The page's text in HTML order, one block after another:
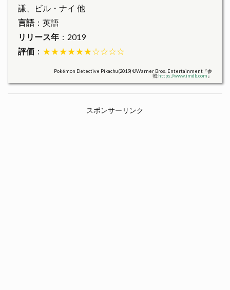
謙、ビル・ナイ 他
言語：英語
リリース年 ：2019
評価 ： ★★★★★★☆☆☆☆
Pokémon Detective Pikachu(2019) ©Warner Bros. Entertainment『参
照:https://www.imdb.com』
スポンサーリンク